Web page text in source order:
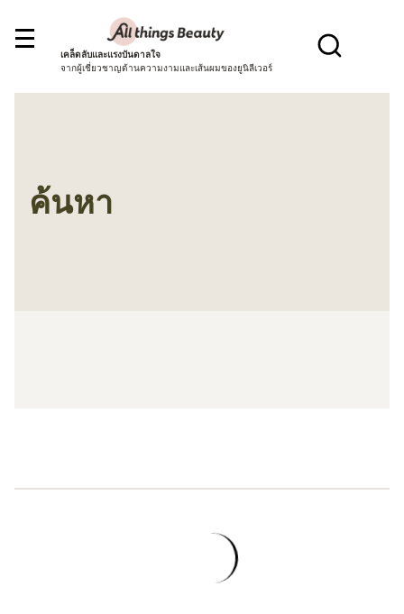
เคล็ดลับและแรงบันดาลใจ
จากผู้เชี่ยวชาญด้านความงามและเส้นผมของยูนิลีเวอร์
ค้นหา